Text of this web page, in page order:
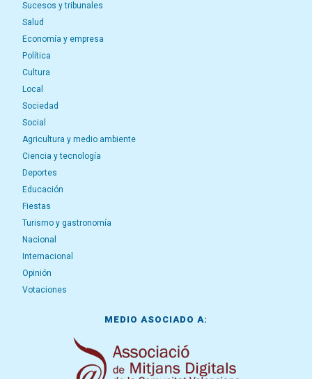
Sucesos y tribunales
Salud
Economía y empresa
Política
Cultura
Local
Sociedad
Social
Agricultura y medio ambiente
Ciencia y tecnología
Deportes
Educación
Fiestas
Turismo y gastronomía
Nacional
Internacional
Opinión
Votaciones
MEDIO ASOCIADO A: